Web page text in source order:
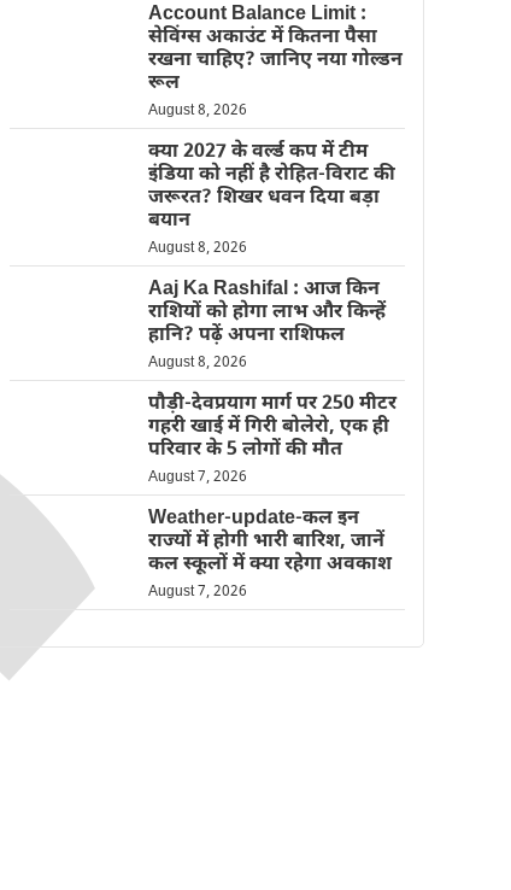
Account Balance Limit :
सेविंग्स अकाउंट में कितना पैसा
रखना चाहिए? जानिए नया गोल्डन
रूल
August 8, 2026
क्या 2027 के वर्ल्ड कप में टीम
इंडिया को नहीं है रोहित-विराट की
जरूरत? शिखर धवन दिया बड़ा
बयान
August 8, 2026
Aaj Ka Rashifal : आज किन
राशियों को होगा लाभ और किन्हें
हानि? पढ़ें अपना राशिफल
August 8, 2026
पौड़ी-देवप्रयाग मार्ग पर 250 मीटर
गहरी खाई में गिरी बोलेरो, एक ही
परिवार के 5 लोगों की मौत
August 7, 2026
Weather-update-कल इन
राज्यों में होगी भारी बारिश, जानें
कल स्कूलों में क्या रहेगा अवकाश
August 7, 2026